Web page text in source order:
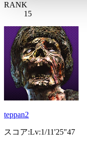
RANK
15
teppan2
スコア:Lv:1/11'25"47